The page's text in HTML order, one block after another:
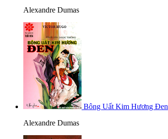
Alexandre Dumas
Bông Uất Kim Hương Đen
Alexandre Dumas